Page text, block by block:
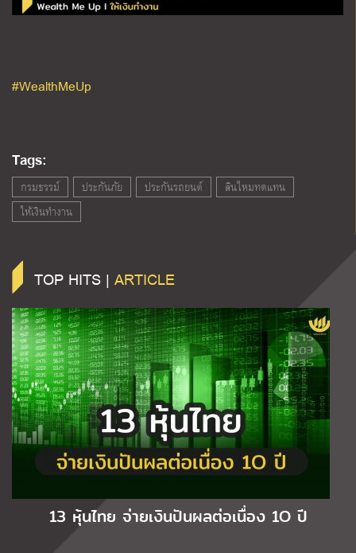
#WealthMeUp
Tags:
กรมธรรม์ ประกันภัย ประกันรถยนต์
สินไหมทดแทน
ให้เงินทำงาน
TOP HITS | ARTICLE
13 หุ้นไทย จ่ายเงินปันผลต่อเนื่อง 1O ปี